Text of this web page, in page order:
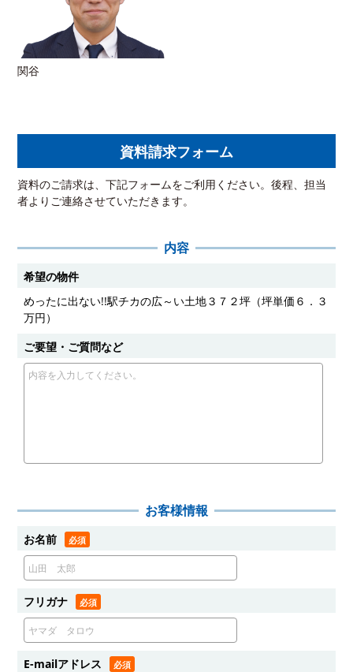
関谷
資料請求フォーム
資料のご請求は、下記フォームをご利用ください。後程、担当
者よりご連絡させていただきます。
内容
希望の物件
めったに出ない!!駅チカの広～い土地３７２坪（坪単価６．３
万円）
ご要望・ご質問など
お客様情報
お名前
フリガナ
E-mailアドレス